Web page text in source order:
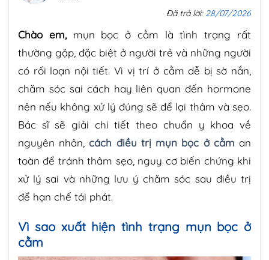
Đã trả lời: 28/07/2026
Chào em, mụn bọc ở cằm là tình trạng rất
thường gặp, đặc biệt ở người trẻ và những người
có rối loạn nội tiết. Vì vị trí ở cằm dễ bị sờ nắn,
chăm sóc sai cách hay liên quan đến hormone
nên nếu không xử lý đúng sẽ để lại thâm và sẹo.
Bác sĩ sẽ giải chi tiết theo chuẩn y khoa về
nguyên nhân,cách điều trị mụn bọc ở cằm an
toàn để tránh thâm sẹo, nguy cơ biến chứng khi
xử lý sai và những lưu ý chăm sóc sau điều trị
để hạn chế tái phát.
Vì sao xuất hiện tình trạng mụn bọc ở
cằm